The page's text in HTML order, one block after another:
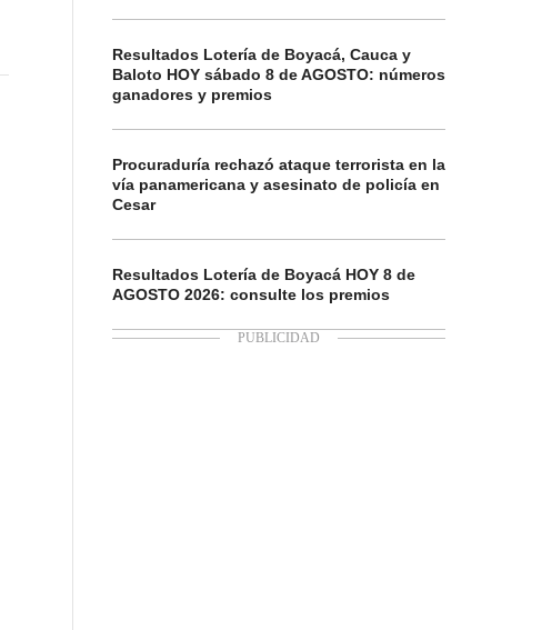
Resultados Lotería de Boyacá, Cauca y
Baloto HOY sábado 8 de AGOSTO: números
ganadores y premios
Procuraduría rechazó ataque terrorista en la
vía panamericana y asesinato de policía en
Cesar
Resultados Lotería de Boyacá HOY 8 de
AGOSTO 2026: consulte los premios